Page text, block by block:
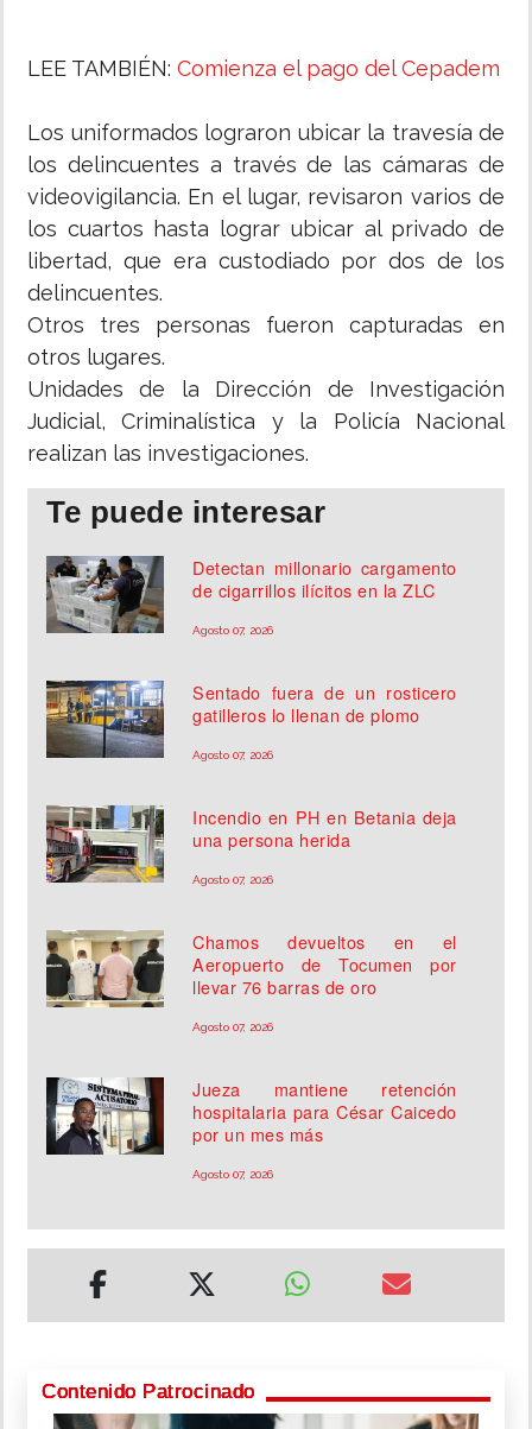
LEE TAMBIÉN: Comienza el pago del Cepadem
Los uniformados lograron ubicar la travesía de
los delincuentes a través de las cámaras de
videovigilancia. En el lugar, revisaron varios de
los cuartos hasta lograr ubicar al privado de
libertad, que era custodiado por dos de los
delincuentes.
Otros tres personas fueron capturadas en
otros lugares.
Unidades de la Dirección de Investigación
Judicial, Criminalística y la Policía Nacional
realizan las investigaciones.
Te puede interesar
Detectan millonario cargamento
de cigarrillos ilícitos en la ZLC
Agosto 07, 2026
Sentado fuera de un rosticero
gatilleros lo llenan de plomo
Agosto 07, 2026
Incendio en PH en Betania deja
una persona herida
Agosto 07, 2026
Chamos devueltos en el
Aeropuerto de Tocumen por
llevar 76 barras de oro
Agosto 07, 2026
Jueza mantiene retención
hospitalaria para César Caicedo
por un mes más
Agosto 07, 2026
Contenido Patrocinado